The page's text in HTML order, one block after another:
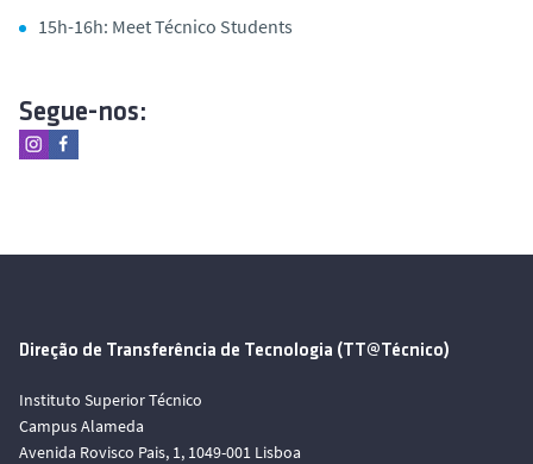
15h-16h: Meet Técnico Students
Segue-nos:
Direção de Transferência de Tecnologia (TT@Técnico)
Instituto Superior Técnico
Campus Alameda
Avenida Rovisco Pais, 1, 1049-001 Lisboa